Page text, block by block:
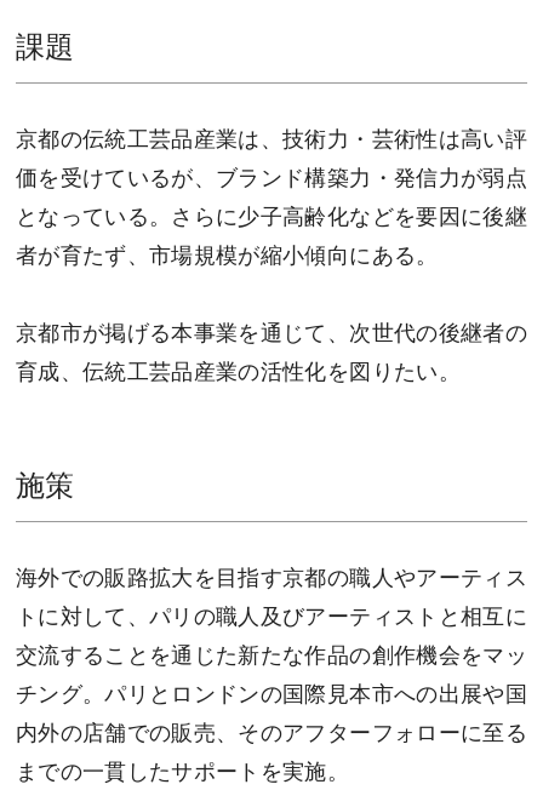
課題
京都の伝統工芸品産業は、技術⼒・芸術性は高い評
価を受けているが、ブランド構築⼒・発信⼒が弱点
となっている。さらに少子高齢化などを要因に後継
者が育たず、市場規模が縮小傾向にある。
京都市が掲げる本事業を通じて、次世代の後継者の
育成、伝統工芸品産業の活性化を図りたい。
施策
海外での販路拡大を目指す京都の職人やアーティス
トに対して、パリの職人及びアーティストと相互に
交流することを通じた新たな作品の創作機会をマッ
チング。パリとロンドンの国際見本市への出展や国
内外の店舗での販売、そのアフターフォローに至る
までの一貫したサポートを実施。